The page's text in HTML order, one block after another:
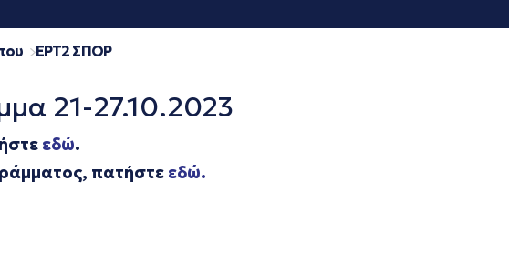
EΡΤ2 ΣΠΟΡ
21-27.10.2023
εδώ.
πατήστε εδώ.